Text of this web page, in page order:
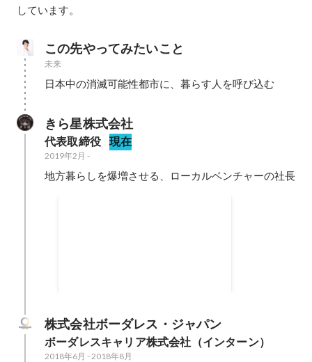
しています。
この先やってみたいこと
未来
日本中の消滅可能性都市に、暮らす人を呼び込む
きら星株式会社
代表取締役 現在
2019年2月 -
地方暮らしを爆増させる、ローカルベンチャーの社長
株式会社ボーダレス・ジャパン
ボーダレスキャリア株式会社（インターン）
2018年6月 -2018年8月